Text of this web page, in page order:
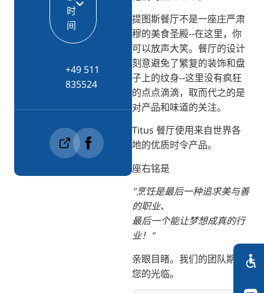
提图斯餐厅不是一座庄严肃
穆的美食圣殿--在这里，你
可以放声大笑。餐厅的设计
刻意避免了繁复的装饰和盘
子上的纹身--这里没有疯狂
的点点滴滴，取而代之的是
对产品和味道的关注。
Titus 餐厅使用来自世界各
地的优质时令产品。
座右铭是
"烹饪是最后一种追求美与善
的职业、
最后一个能让梦想成真的行
业！"
亲眼目睹。我们的团队期待
您的光临。
时
间
+49 511
835524